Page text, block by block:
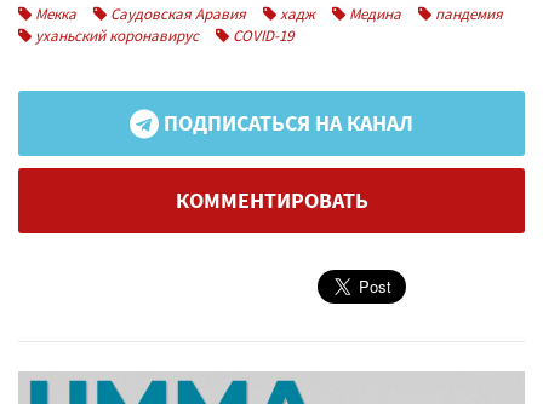
Мекка Саудовская Аравия хадж Медина
пандемия
уханьский коронавирус
COVID-19
ПОДПИСАТЬСЯ НА КАНАЛ
КОММЕНТИРОВАТЬ